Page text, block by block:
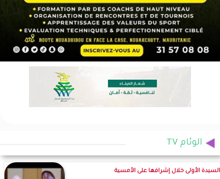
الوئام TV
السيدة الأولى خلال إشرافها على الأمسية